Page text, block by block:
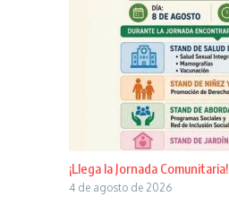
¡Llega la Jornada Comunitaria!
4 de agosto de 2026